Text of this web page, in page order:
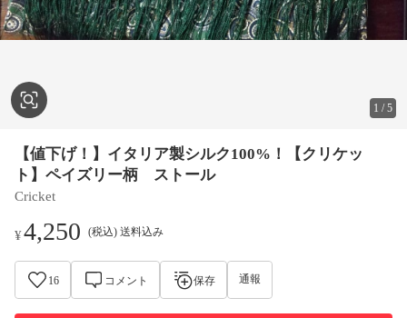
1 /5
【値下げ！】イタリア製シルク100%！【クリケッ
ト】ペイズリー柄 ストール
Cricket
¥4,250 (税込) 送料込み
16 コメント 保存 通報